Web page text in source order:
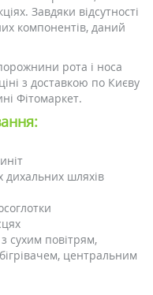
Завдяки відсутності
компонентів, даний
рота і носа
з доставкою по Києву
Фітомаркет.
дихальних шляхів
сухим повітрям,
центральним